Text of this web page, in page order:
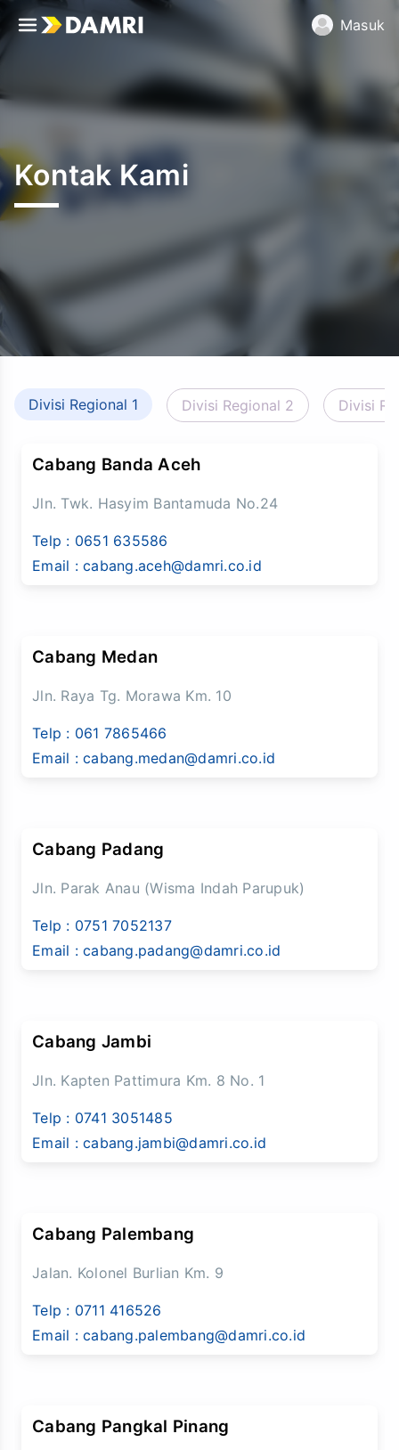
Masuk
Kontak Kami
Divisi Regional 1 Divisi Regional 2 Divisi
Cabang Banda Aceh
Jln. Twk. Hasyim Bantamuda No.24
Telp : 0651 635586
Email : cabang.aceh@damri.co.id
Cabang Medan
Jln. Raya Tg. Morawa Km. 10
Telp : 061 7865466
Email : cabang.medan@damri.co.id
Cabang Padang
Jln. Parak Anau (Wisma Indah Parupuk)
Telp : 0751 7052137
Email : cabang.padang@damri.co.id
Cabang Jambi
Jln. Kapten Pattimura Km. 8 No. 1
Telp : 0741 3051485
Email : cabang.jambi@damri.co.id
Cabang Palembang
Jalan. Kolonel Burlian Km. 9
Telp : 0711 416526
Email : cabang.palembang@damri.co.id
Cabang Pangkal Pinang